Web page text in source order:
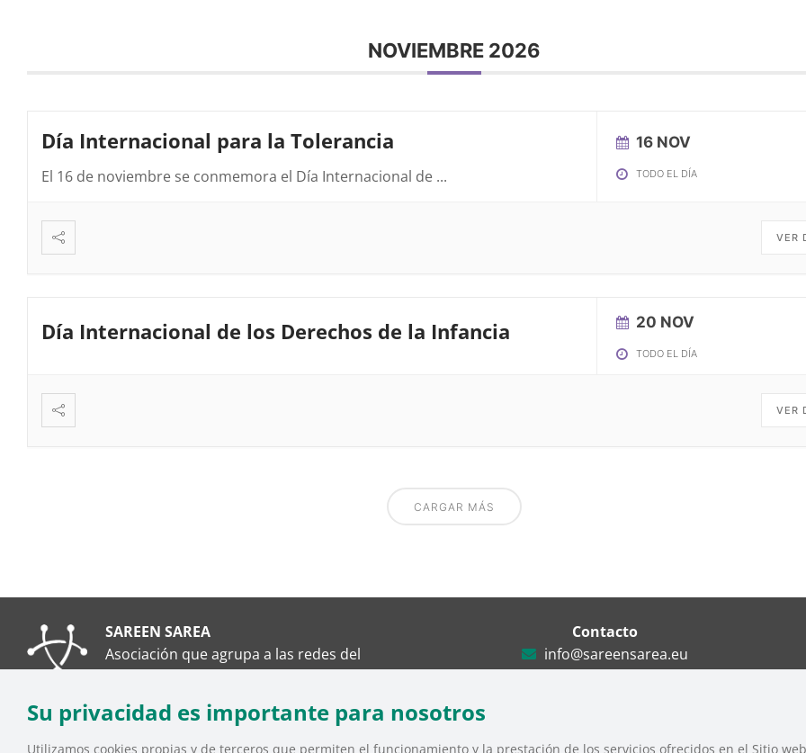
NOVIEMBRE 2026
Día Internacional para la Tolerancia
El 16 de noviembre se conmemora el Día Internacional de ...
16 NOV
TODO EL DÍA
VER
Día Internacional de los Derechos de la Infancia 20 NOV
TODO EL DÍA
VER
CARGAR MÁS
SAREEN SAREA
Asociación que agrupa a las redes del
Contacto
info@sareensarea.eu
Su privacidad es importante para nosotros
Utilizamos cookies propias y de terceros que permiten el funcionamiento y la prestación de los servicios ofrecidos en el Sitio